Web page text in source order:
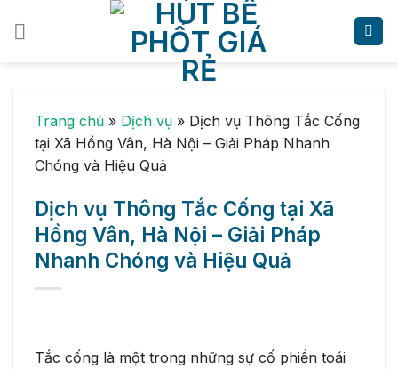
Trang chủ » Dịch vụ » Dịch vụ Thông Tắc Cống
tại Xã Hồng Vân, Hà Nội – Giải Pháp Nhanh
Chóng và Hiệu Quả
Dịch vụ Thông Tắc Cống tại Xã
Hồng Vân, Hà Nội – Giải Pháp
Nhanh Chóng và Hiệu Quả
Tắc cống là một trong những sự cố phiền toái